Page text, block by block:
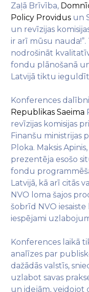
Zaļā Brīvība,
Policy Providus un
un revīzijas
ir arī mūsu nauda!”.
nodrošināt
fondu plānošanā
Latvijā tiktu
Konferences
Republikas Saeima
revīzijas komisijas
Finanšu ministrijas
Ploka. Maksis
prezentēja esošo
fondu
Latvijā, kā arī citās
NVO loma šajos
šobrīd NVO
iespējami
Konferences laikā
analīzes par
dažādās valstīs,
uzlabot savas
un idejām, veidojot